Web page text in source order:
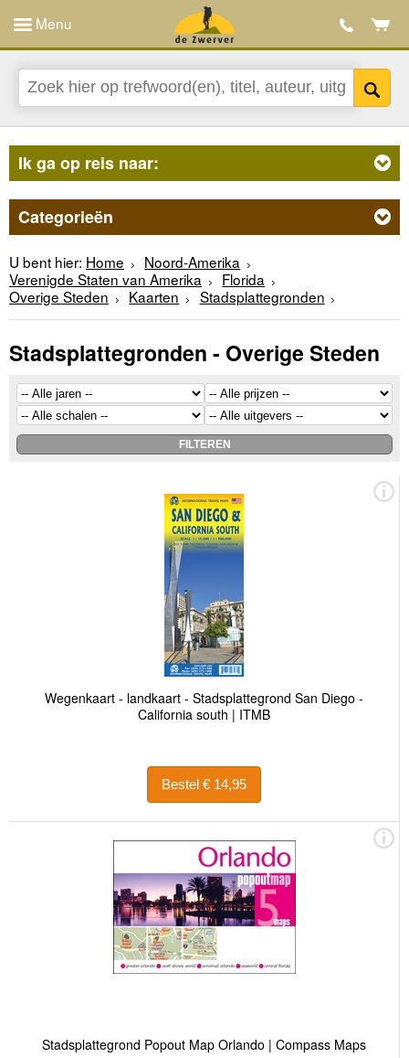
Menu
Ik ga op reis naar:
Categorieën
U bent hier: Home
Noord-Amerika
Verenigde Staten van Amerika
Florida
Overige Steden
Kaarten Stadsplattegronden
Stadsplattegronden - Overige Steden
Wegenkaart - landkaart - Stadsplattegrond San Diego -
California south | ITMB
Bestel € 14,95
Stadsplattegrond Popout Map Orlando | Compass Maps